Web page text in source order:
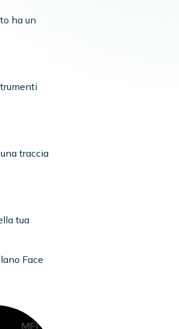
ha un
traccia
tua
Face